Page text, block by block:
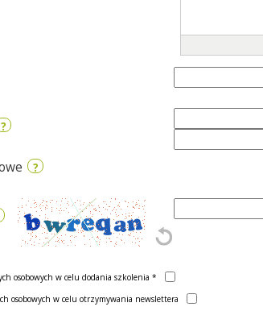
?
?
osobowych w celu dodania szkolenia *
osobowych w celu otrzymywania newslettera